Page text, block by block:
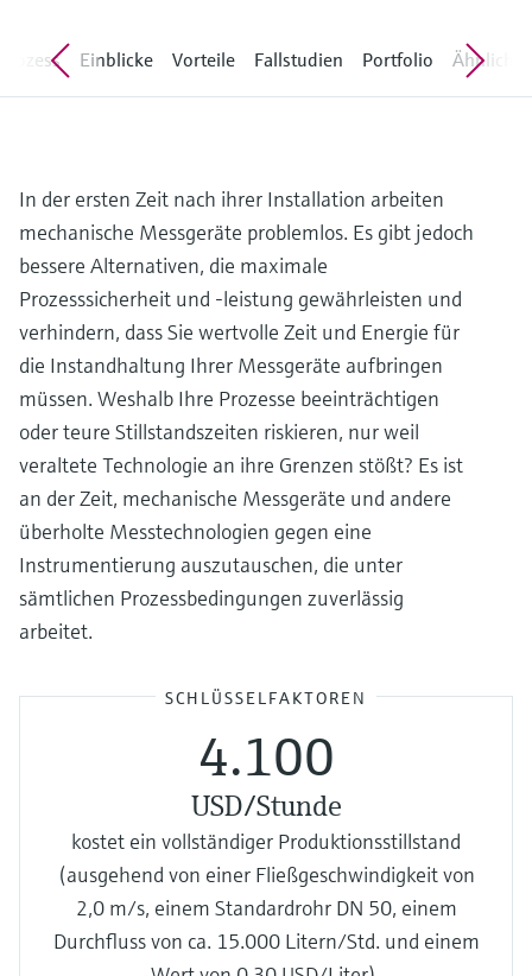
Device Viewer
Produktspezifische Informationen und
Dokumente finden
Bestellcode oder Seriennummer finden
Füllstandsmessung Druck
Aluminium & Chromat
Memosens-Technologie
Alle ansehen
Einblicke Vorteile Fallstudien Portfolio Ähnliche
In der ersten Zeit nach ihrer Installation arbeiten
mechanische Messgeräte problemlos. Es gibt jedoch
bessere Alternativen, die maximale
Prozesssicherheit und -leistung gewährleisten und
verhindern, dass Sie wertvolle Zeit und Energie für
die Instandhaltung Ihrer Messgeräte aufbringen
müssen. Weshalb Ihre Prozesse beeinträchtigen
oder teure Stillstandszeiten riskieren, nur weil
veraltete Technologie an ihre Grenzen stößt? Es ist
an der Zeit, mechanische Messgeräte und andere
überholte Messtechnologien gegen eine
Instrumentierung auszutauschen, die unter
sämtlichen Prozessbedingungen zuverlässig
arbeitet.
SCHLÜSSELFAKTOREN
4.100
USD/Stunde
kostet ein vollständiger Produktionsstillstand
(ausgehend von einer Fließgeschwindigkeit von
2,0 m/s, einem Standardrohr DN 50, einem
Durchfluss von ca. 15.000 Litern/Std. und einem